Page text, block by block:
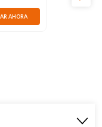
AHORA